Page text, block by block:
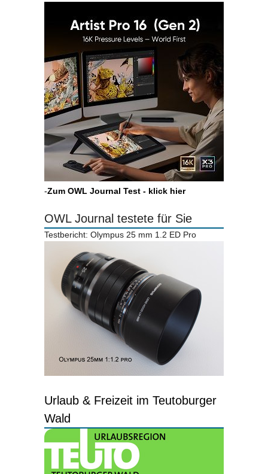
-Zum OWL Journal Test - klick hier
OWL Journal testete für Sie
Testbericht: Olympus 25 mm 1.2 ED Pro
Urlaub & Freizeit im Teutoburger
Wald